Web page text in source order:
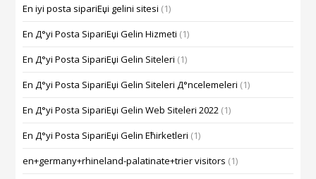
En iyi posta sipariЕџi gelini sitesi (1)
En Д°yi Posta SipariЕџi Gelin Hizmeti (1)
En Д°yi Posta SipariЕџi Gelin Siteleri (1)
En Д°yi Posta SipariЕџi Gelin Siteleri Д°ncelemeleri (1)
En Д°yi Posta SipariЕџi Gelin Web Siteleri 2022 (1)
En Д°yi Posta SipariЕџi Gelin Ећirketleri (1)
en+germany+rhineland-palatinate+trier visitors (1)